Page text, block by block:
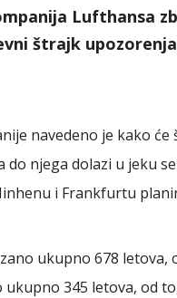
Lufthansa
štrajk
navedeno je kako
do njega dolazi u jeku
i Frankfurtu
ukupno 678 letova,
345 letova, od